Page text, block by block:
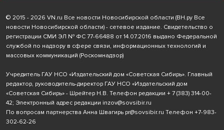
© 2015 - 2026 VN.ru Все новости Новосибирской области (ВН.ру Все
новости Новосибирской области) - сетевое издание. Свидетельство о
регистрации СМИ ЭЛ № ФС 77-66488 от 14.07.2016 выдано Федеральной
службой по надзору в сфере связи, информационных технологий и
массовых коммуникаций (Роскомнадзор)
Учредитель ГАУ НСО «Издательский дом «Советская Сибирь». Главный
редактор, руководитель-директор ГАУ НСО «Издательский дом
«Советская Сибирь» - Шрейтер Н.В. Телефон редакции + 7 (383) 314-00-
42; Электронный адрес редакции inzov@sovsibir.ru
По вопросам партнерства Анна Швагирь pr@sovsibir.ru Телефон +7-983-
302-62-26